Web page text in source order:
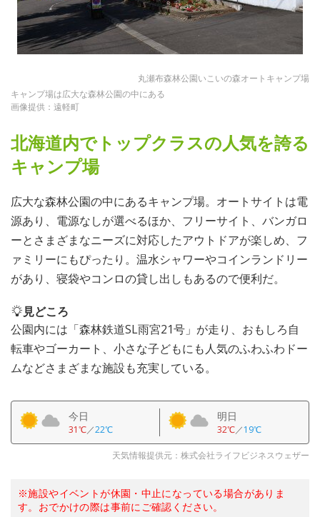
丸瀬布森林公園いこいの森オートキャンプ場
キャンプ場は広大な森林公園の中にある
画像提供：遠軽町
北海道内でトップクラスの人気を誇る
キャンプ場
広大な森林公園の中にあるキャンプ場。オートサイトは電
源あり、電源なしが選べるほか、フリーサイト、バンガロ
ーとさまざまなニーズに対応したアウトドアが楽しめ、フ
ァミリーにもぴったり。温水シャワーやコインランドリー
があり、寝袋やコンロの貸し出しもあるので便利だ。
見どころ
公園内には「森林鉄道SL雨宮21号」が走り、おもしろ自
転車やゴーカート、小さな子どもにも人気のふわふわドー
ムなどさまざまな施設も充実している。
今日
31℃／22℃
明日
32℃／19℃
天気情報提供元：株式会社ライフビジネスウェザー
※施設やイベントが休園・中止になっている場合がありま
す。おでかけの際は事前にご確認ください。